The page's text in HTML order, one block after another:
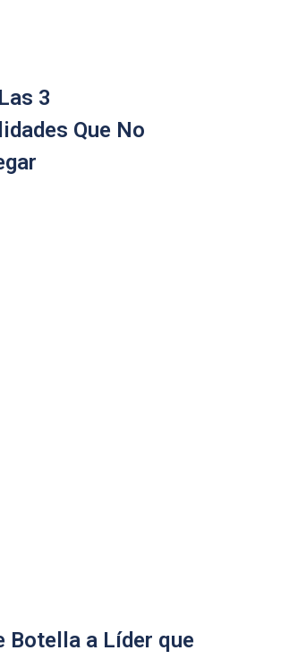
3
Que No
Botella a Líder que